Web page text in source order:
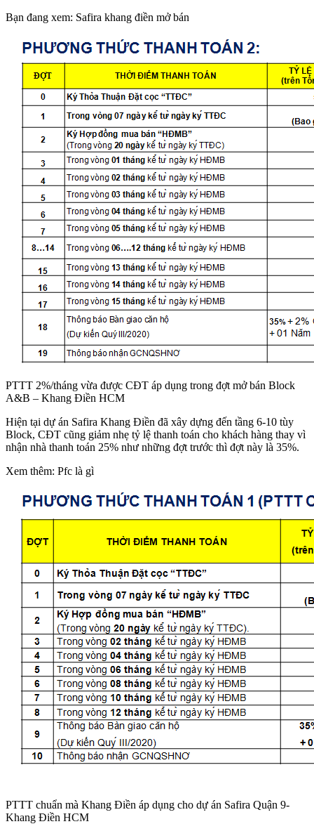
Bạn đang xem: Safira khang điền mở bán
PTTT 2%/tháng vừa được CĐT áp dụng trong đợt mở bán Block
A&B – Khang Điền HCM
Hiện tại dự án Safira Khang Điền đã xây dựng đến tầng 6-10 tùy
Block, CĐT cũng giảm nhẹ tỷ lệ thanh toán cho khách hàng thay vì
nhận nhà thanh toán 25% như những đợt trước thì đợt này là 35%.
Xem thêm: Pfc là gì
PTTT chuẩn mà Khang Điền áp dụng cho dự án Safira Quận 9-
Khang Điền HCM